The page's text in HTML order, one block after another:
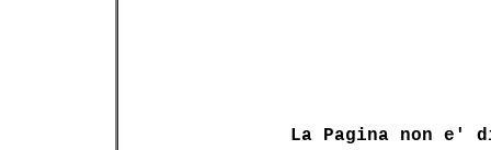
La Pagina non e'